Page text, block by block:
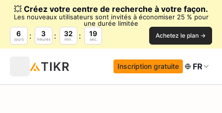
💥 Créez votre centre de recherche à votre façon.
Les nouveaux utilisateurs sont invités à économiser 25 % pour
une durée limitée
6
jours
3
heures
32
min.
19
sec. Achetez le plan →
Inscription gratuite FR